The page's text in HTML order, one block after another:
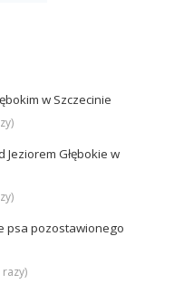
w Szczecinie
Głębokie w
psa pozostawionego